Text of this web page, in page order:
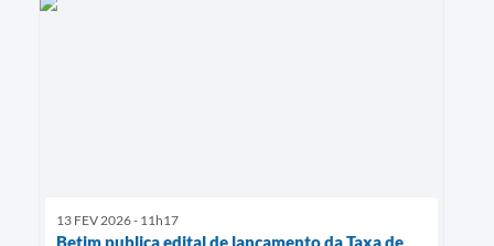
13 FEV 2026 - 11h17
Betim publica edital de lançamento da Taxa de